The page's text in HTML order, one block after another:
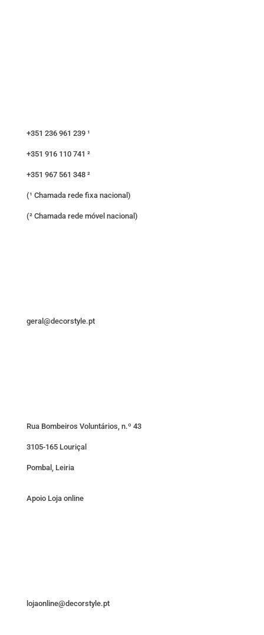
+351 236 961 239 ¹
+351 916 110 741 ²
+351 967 561 348 ²
(¹ Chamada rede fixa nacional)
(² Chamada rede móvel nacional)
geral@decorstyle.pt
Rua Bombeiros Voluntários, n.º 43
3105-165 Louriçal
Pombal, Leiria
Apoio Loja online
lojaonline@decorstyle.pt